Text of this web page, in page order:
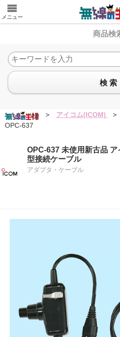
メニュー
商品検
検 索
> アイコム(ICOM) >
OPC-637
OPC-637 未使用新古品
型接続ケーブル
アダプタ・ケーブル